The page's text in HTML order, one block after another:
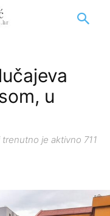
u
je aktivno 711